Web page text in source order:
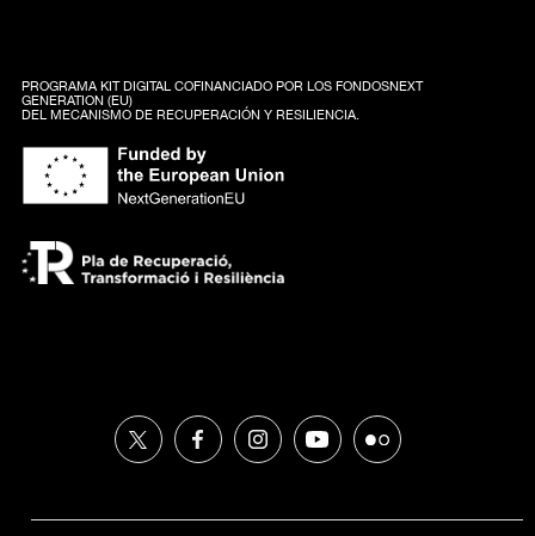
PROGRAMA KIT DIGITAL COFINANCIADO POR LOS FONDOSNEXT
GENERATION (EU)
DEL MECANISMO DE RECUPERACIÓN Y RESILIENCIA.